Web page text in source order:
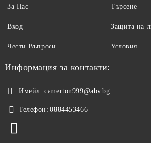
За Нас
Вход
Чести Въпроси
Търсене
Защита на
Условия
Информация за контакти:
Имейл: camerton999@abv.bg
Телефон: 0884453466